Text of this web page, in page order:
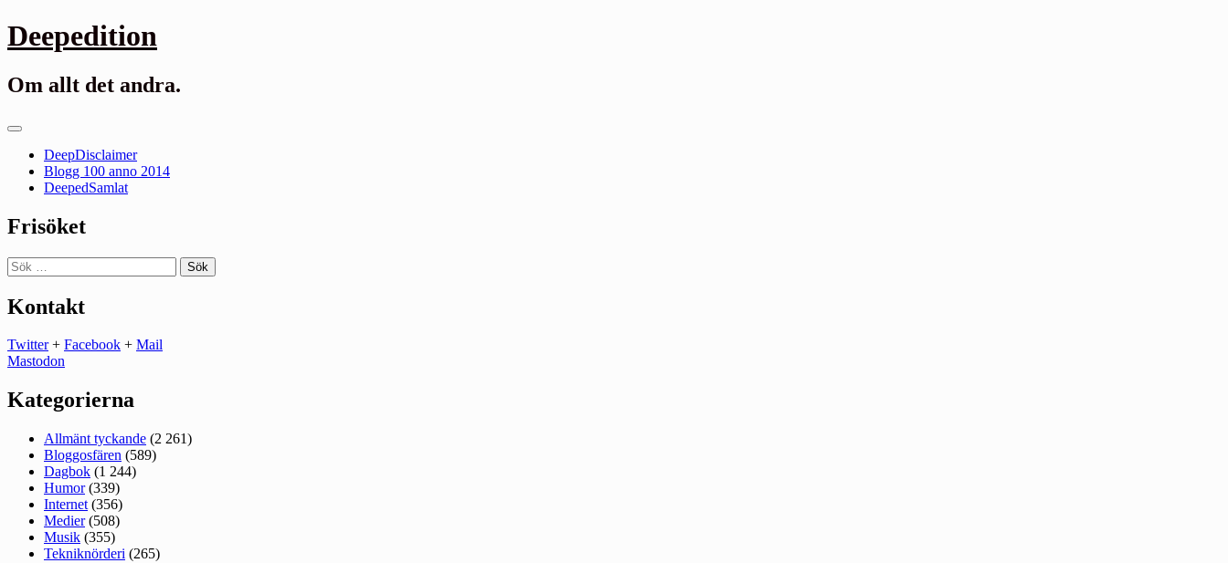
Gå
till
Deepedition
Om allt det andra.
Primär
DeepDisclaimer
Blogg 100 anno 2014
DeepedSamlat
Frisöket
Sök
efter:
Kontakt
Twitter+ Facebook + Mail
Mastodon
Kategorierna
Allmänt tyckande (2 261)
Bloggosfären (589)
Dagbok (1 244)
Humor(339)
Internet (356)
Medier(508)
Musik (355)
Tekniknörderi (265)